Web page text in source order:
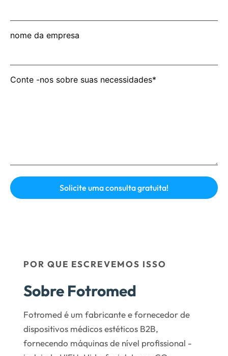
nome da empresa
Conte -nos sobre suas necessidades*
POR QUE ESCREVEMOS ISSO
Sobre Fotromed
Fotromed é um fabricante e fornecedor de
dispositivos médicos estéticos B2B,
fornecendo máquinas de nível profissional -